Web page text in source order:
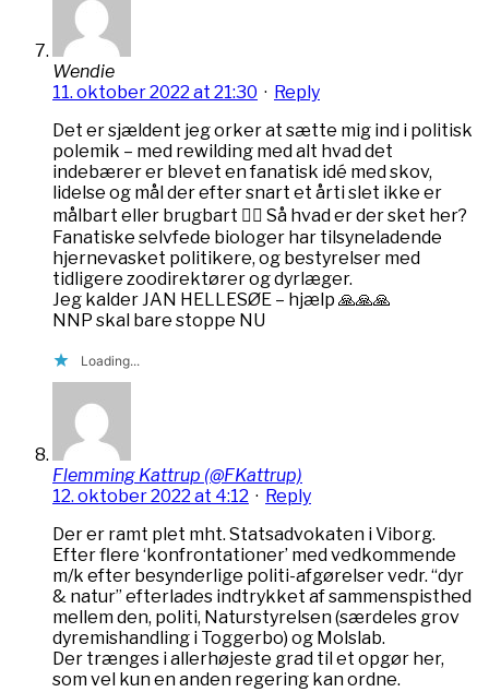
Wendie
11. oktober 2022 at 21:30 · Reply
Det er sjældent jeg orker at sætte mig ind i politisk
polemik – med rewilding med alt hvad det
indebærer er blevet en fanatisk idé med skov,
lidelse og mål der efter snart et årti slet ikke er
målbart eller brugbart 🤷‍♀️ Så hvad er der sket her?
Fanatiske selvfede biologer har tilsyneladende
hjernevasket politikere, og bestyrelser med
tidligere zoodirektører og dyrlæger.
Jeg kalder JAN HELLESØE – hjælp 🙏🙏🙏
NNP skal bare stoppe NU
Loading...
Flemming Kattrup (@FKattrup)
12. oktober 2022 at 4:12 · Reply
Der er ramt plet mht. Statsadvokaten i Viborg.
Efter flere ‘konfrontationer’ med vedkommende
m/k efter besynderlige politi-afgørelser vedr. “dyr
& natur” efterlades indtrykket af sammenspisthed
mellem den, politi, Naturstyrelsen (særdeles grov
dyremishandling i Toggerbo) og Molslab.
Der trænges i allerhøjeste grad til et opgør her,
som vel kun en anden regering kan ordne.